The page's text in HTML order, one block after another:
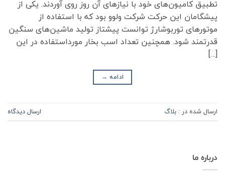
تطبیق کامیون‌های خود با نیازهای آن روز روی آوردند. یکی از
پیشگامان این حرکت شرکت ولوو بود که با استفاده از
موتورهای توربوشارژ توانست پیشتاز تولید ماشین‌های سنگین
قدرتمند شود. همچنین تعداد اسب بخار مورداستفاده در این
[…]
ادامه →
ارسال شده در : بلاگ ارسال دیدگاه
درباره ما